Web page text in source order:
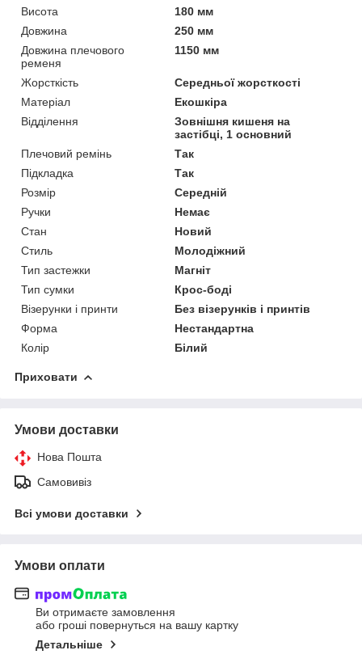
Висота
180 мм
Довжина
250 мм
Довжина плечового
ременя
1150 мм
Жорсткість
Середньої жорсткості
Матеріал
Екошкіра
Відділення
Зовнішня кишеня на
застібці, 1 основний
Плечовий ремінь
Так
Підкладка
Так
Розмір
Середній
Ручки
Немає
Стан
Новий
Стиль
Молодіжний
Тип застежки
Магніт
Тип сумки
Крос-боді
Візерунки і принти
Без візерунків і принтів
Форма
Нестандартна
Колір
Білий
Приховати
Умови доставки
Нова Пошта
Самовивіз
Всі умови доставки
Умови оплати
Ви отримаєте замовлення
або гроші повернуться на вашу картку
Детальніше